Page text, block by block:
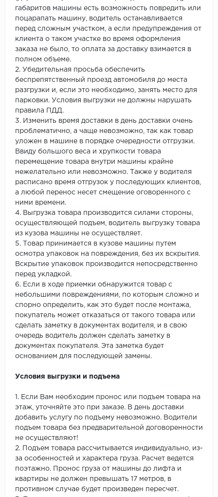
габаритов машины есть возможность повредить или
поцарапать машину, водитель останавливается
перед сложным участком, а если предупреждения от
клиента о таком участке во время оформления
заказа не было, то оплата за доставку взимается в
полном объеме.
2. Убедительная просьба обеспечить
беспрепятственный проезд автомобиля до места
разгрузки и, если это необходимо, занять место для
парковки. Условия выгрузки не должны нарушать
правила ПДД.
3. Изменить время доставки в день доставки очень
проблематично, а чаще невозможно, так как товар
уложен в машине в порядке очередности отгрузки.
Ввиду большого веса и хрупкости товара
перемещение товара внутри машины крайне
нежелательно или невозможно. Также у водителя
расписано время отгрузок у последующих клиентов,
а любой перенос несет смещение оговоренного с
ними времени.
4. Выгрузка товара производится силами стороны,
осуществляющей подъем, водитель выгрузку товара
из кузова машины не осуществляет.
5. Товар принимается в кузове машины путем
осмотра упаковок на повреждения, без их вскрытия.
Вскрытие упаковок производится непосредственно
перед укладкой.
6. Если в ходе приемки обнаружится товар с
небольшими повреждениями, по которым сложно и
спорно определить, как это будет после монтажа,
покупатель может отказаться от такого товара или
сделать заметку в документах водителя, и в свою
очередь водитель должен сделать заметку в
документах покупателя. Эта заметка будет
основанием для последующей замены.
Условия выгрузки и подъема
1. Если Вам необходим пронос или подъем товара на
этаж, уточняйте это при заказе. В день доставки
добавить услугу по подъему невозможно. Водители
подъем товара без предварительной договоренности
не осуществляют!
2. Подъем товара рассчитывается индивидуально, из-
за особенностей и характера груза. Расчет ведется
поэтажно. Пронос груза от машины до лифта и
квартиры не должен превышать 17 метров, в
противном случае будет произведен пересчет.